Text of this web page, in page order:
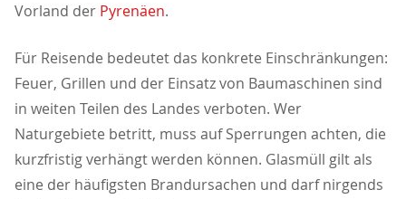
Vorland der Pyrenäen.
Für Reisende bedeutet das konkrete Einschränkungen:
Feuer, Grillen und der Einsatz von Baumaschinen sind
in weiten Teilen des Landes verboten. Wer
Naturgebiete betritt, muss auf Sperrungen achten, die
kurzfristig verhängt werden können. Glasmüll gilt als
eine der häufigsten Brandursachen und darf nirgends